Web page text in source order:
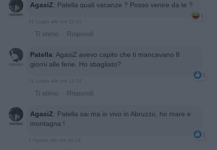
AgasiZ: Patella quali vacanze ? Posso venire da te ?
1
· Ti stimo · Rispondi
Patella: AgasiZ avevo capito che ti mancavano 8
giorni alle ferie. Ho sbagliato?
1
· Ti stimo · Rispondi
AgasiZ: Patella sai ma io vivo in Abruzzo, ho mare e
montagna !
1
1 Agosto alle ore 00:24